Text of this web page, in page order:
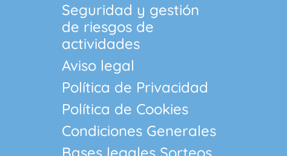
Seguridad y gestión
de riesgos de
actividades
Aviso legal
Política de Privacidad
Política de Cookies
Condiciones Generales
Bases legales Sorteos